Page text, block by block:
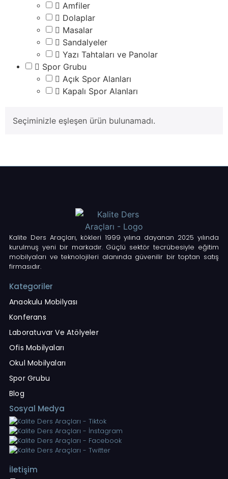
Amfiler
Dolaplar
Masalar
Sandalyeler
Yazı Tahtaları ve Panolar
Spor Grubu
Açık Spor Alanları
Kapalı Spor Alanları
Seçiminizle eşleşen ürün bulunamadı.
Kalite Ders Araçları, kökleri 1999 yılına dayanan 2025 yılında
kurulmuş yeni bir markadır. Güçlü sektör tecrübesiyle eğitim
mobilyaları ve teknolojileri alanında güvenilir bir toptan satış
firmasıdır.
Kategoriler
Anaokulu Mobilyası
Konferans
Laboratuvar Ve Atölyeler
Ofis Mobilyaları
Okul Mobilyaları
Spor Grubu
Blog
Sosyal Medya
İletişim